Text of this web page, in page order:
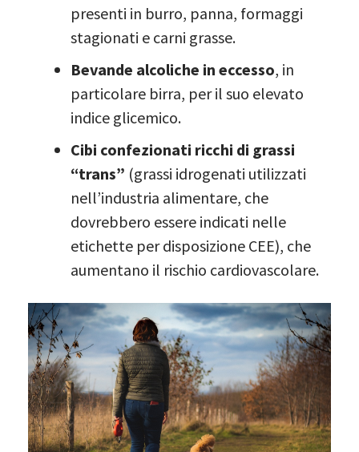
presenti in burro, panna, formaggi
stagionati e carni grasse.
Bevande alcoliche in eccesso, in
particolare birra, per il suo elevato
indice glicemico.
Cibi confezionati ricchi di grassi
“trans” (grassi idrogenati utilizzati
nell’industria alimentare, che
dovrebbero essere indicati nelle
etichette per disposizione CEE), che
aumentano il rischio cardiovascolare.